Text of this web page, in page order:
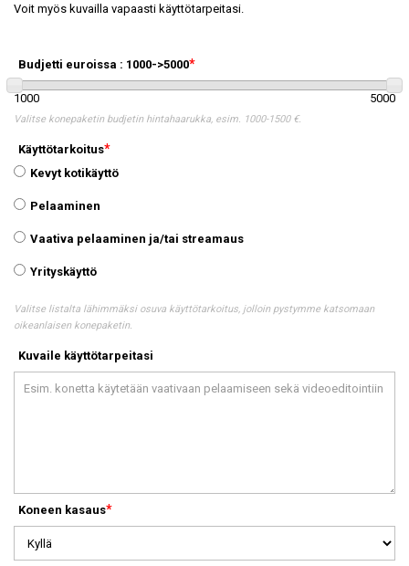
Voit myös kuvailla vapaasti käyttötarpeitasi.
Budjetti euroissa : 1000->5000
1000 5000
Valitse konepaketin budjetin hintahaarukka, esim. 1000-1500 €.
Käyttötarkoitus
Kevyt kotikäyttö
Pelaaminen
Vaativa pelaaminen ja/tai streamaus
Yrityskäyttö
Valitse listalta lähimmäksi osuva käyttötarkoitus, jolloin pystymme katsomaan
oikeanlaisen konepaketin.
Kuvaile käyttötarpeitasi
Koneen kasaus